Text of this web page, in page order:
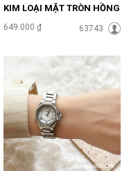
KIM LOẠI MẶT TRÒN HỒNG
PASTEL ĐHĐ48301
649.000 ₫ 63743